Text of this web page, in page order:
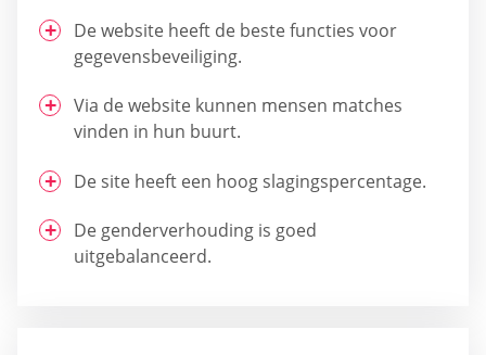
De website heeft de beste functies voor
gegevensbeveiliging.
Via de website kunnen mensen matches
vinden in hun buurt.
De site heeft een hoog slagingspercentage.
De genderverhouding is goed
uitgebalanceerd.